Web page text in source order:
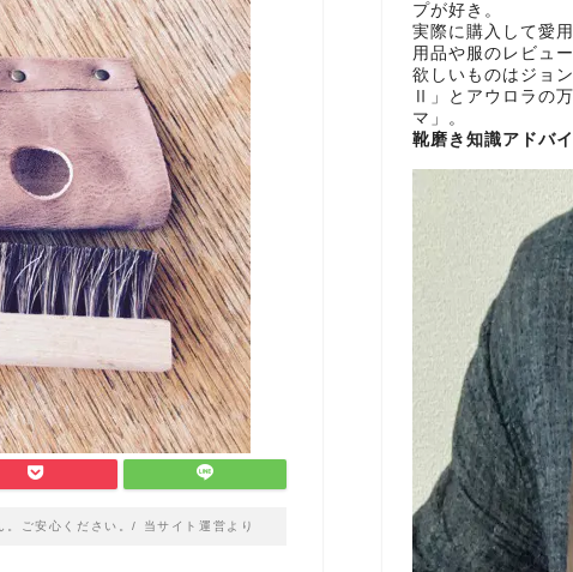
ご安心ください。/ 当サイト運営より
プが好き。
実際に購入して愛
用品や服のレビュ
欲しいものはジョ
Ⅱ」とアウロラの
マ」。
靴磨き知識アドバ